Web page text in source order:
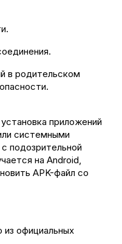
в родительском
приложений
системными
подозрительной
на Android,
APK-файл со
из официальных